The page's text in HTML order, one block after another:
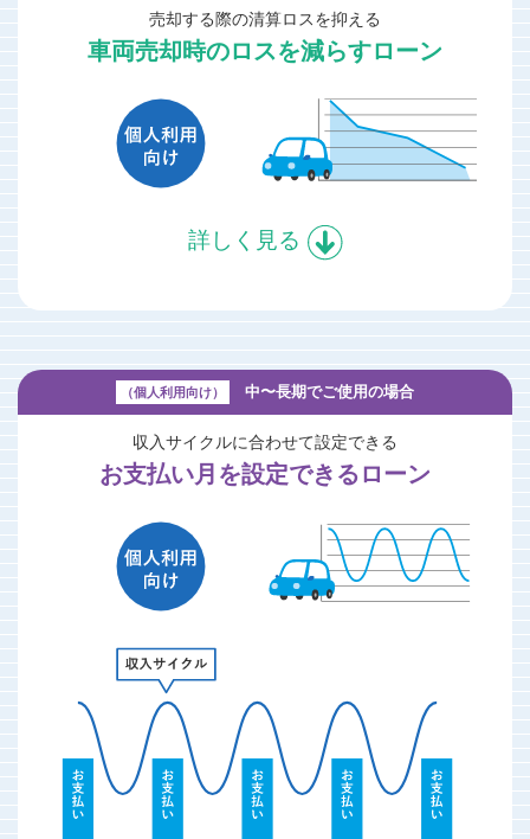
売却する際の清算ロスを抑える
車両売却時のロスを減らすローン
詳しく見る
（個人利用向け） 中〜長期でご使用の場合
収入サイクルに合わせて設定できる
お支払い月を設定できるローン